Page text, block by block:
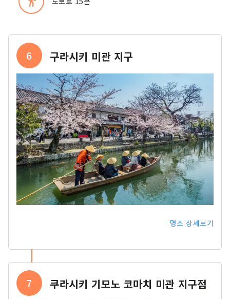
6 구라시키 미관 지구
명소 상세보기
7 쿠라시키 기모노 코마치 미관 지구점